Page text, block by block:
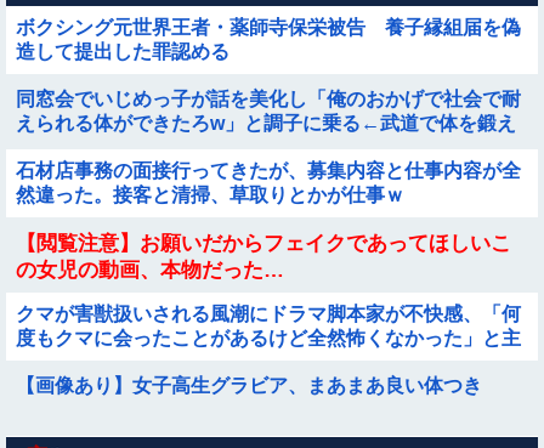
ボクシング元世界王者・薬師寺保栄被告 養子縁組届を偽
造して提出した罪認める
同窓会でいじめっ子が話を美化し「俺のおかげで社会で耐
えられる体ができたろw」と調子に乗る←武道で体を鍛え
石材店事務の面接行ってきたが、募集内容と仕事内容が全
然違った。接客と清掃、草取りとかが仕事ｗ
【閲覧注意】お願いだからフェイクであってほしいこ
の女児の動画、本物だった…
クマが害獣扱いされる風潮にドラマ脚本家が不快感、「何
度もクマに会ったことがあるけど全然怖くなかった」と主
【画像あり】女子高生グラビア、まあまあ良い体つき